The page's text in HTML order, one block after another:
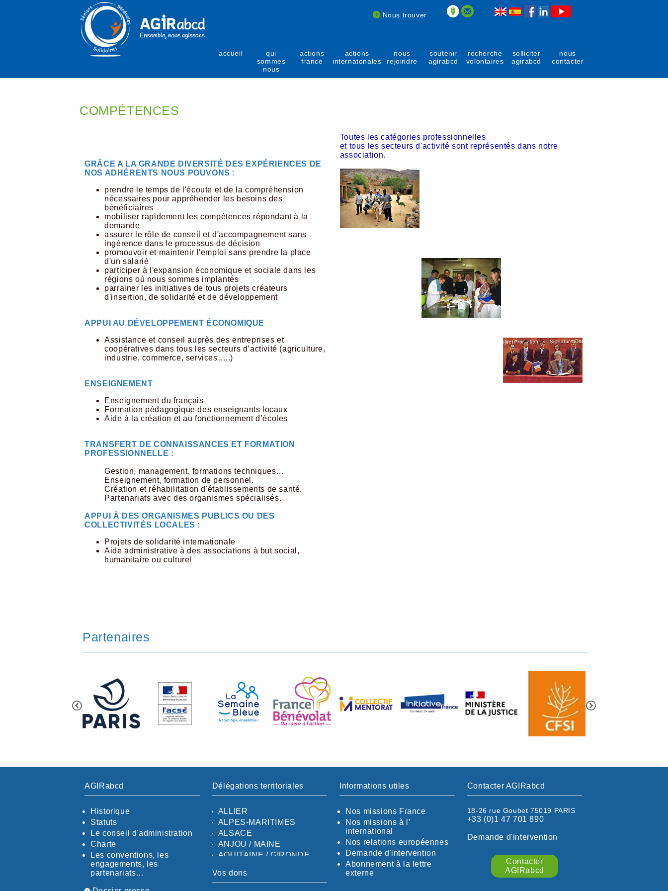
Nous trouver
accueil
qui
sommes
nous
actions
france
actions
internatonales
nous
rejoindre
soutenir
agirabcd
recherche
volontaires
solliciter
agirabcd
nous
contacter
COMPÉTENCES
GRÂCE A LA GRANDE DIVERSITÉ DES EXPÉRIENCES DE
NOS ADHÉRENTS NOUS POUVONS :
prendre le temps de l'écoute et de la compréhension
nécessaires pour appréhender les besoins des
bénéficiaires
mobiliser rapidement les compétences répondant à la
demande
assurer le rôle de conseil et d'accompagnement sans
ingérence dans le processus de décision
promouvoir et maintenir l'emploi sans prendre la place
d'un salarié
participer à l'expansion économique et sociale dans les
régions où nous sommes implantés
parrainer les initiatives de tous projets créateurs
d'insertion, de solidarité et de développement
APPUI AU DÉVELOPPEMENT ÉCONOMIQUE
Assistance et conseil auprès des entreprises et
coopératives dans tous les secteurs d’activité (agriculture,
industrie, commerce, services…..)
ENSEIGNEMENT
Enseignement du français
Formation pédagogique des enseignants locaux
Aide à la création et au fonctionnement d’écoles
TRANSFERT DE CONNAISSANCES ET FORMATION
PROFESSIONNELLE :
Gestion, management, formations techniques…
Enseignement, formation de personnel.
Création et réhabilitation d'établissements de santé.
Partenariats avec des organismes spécialisés.
APPUI À DES ORGANISMES PUBLICS OU DES
COLLECTIVITÉS LOCALES :
Projets de solidarité internationale
Aide administrative à des associations à but social,
humanitaire ou culturel
Toutes les catégories professionnelles
et tous les secteurs d'activité sont représentés dans notre
association.
Partenaires
AGIRabcd
Historique
Statuts
Le conseil d'administration
Charte
Les conventions, les
engagements, les
partenariats…
Délégations territoriales
ALLIER
ALPES-MARITIMES
ALSACE
ANJOU / MAINE
AQUITAINE / GIRONDE
AUDE
Vos dons
Informations utiles
Nos missions France
Nos missions à l’
international
Nos relations européennes
Demande d'intervention
Abonnement à la lettre
externe
Contacter AGIRabcd
18-26 rue Goubet 75019 PARIS
+33 (0)1 47 701 890
Demande d'intervention
Contacter
AGIRabcd